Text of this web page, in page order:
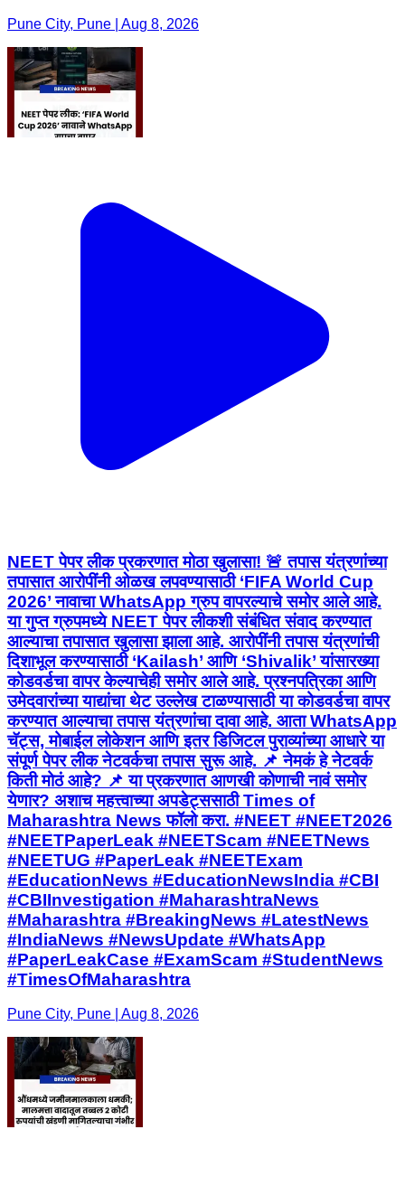
Pune City, Pune | Aug 8, 2026
NEET पेपर लीक प्रकरणात मोठा खुलासा! 🚨 तपास यंत्रणांच्या
तपासात आरोपींनी ओळख लपवण्यासाठी ‘FIFA World Cup
2026’ नावाचा WhatsApp ग्रुप वापरल्याचे समोर आले आहे.
या गुप्त ग्रुपमध्ये NEET पेपर लीकशी संबंधित संवाद करण्यात
आल्याचा तपासात खुलासा झाला आहे. आरोपींनी तपास यंत्रणांची
दिशाभूल करण्यासाठी ‘Kailash’ आणि ‘Shivalik’ यांसारख्या
कोडवर्डचा वापर केल्याचेही समोर आले आहे. प्रश्नपत्रिका आणि
उमेदवारांच्या याद्यांचा थेट उल्लेख टाळण्यासाठी या कोडवर्डचा वापर
करण्यात आल्याचा तपास यंत्रणांचा दावा आहे. आता WhatsApp
चॅट्स, मोबाईल लोकेशन आणि इतर डिजिटल पुराव्यांच्या आधारे या
संपूर्ण पेपर लीक नेटवर्कचा तपास सुरू आहे. 📌 नेमकं हे नेटवर्क
किती मोठं आहे? 📌 या प्रकरणात आणखी कोणाची नावं समोर
येणार? अशाच महत्त्वाच्या अपडेट्ससाठी Times of
Maharashtra News फॉलो करा. #NEET #NEET2026
#NEETPaperLeak #NEETScam #NEETNews
#NEETUG #PaperLeak #NEETExam
#EducationNews #EducationNewsIndia #CBI
#CBIInvestigation #MaharashtraNews
#Maharashtra #BreakingNews #LatestNews
#IndiaNews #NewsUpdate #WhatsApp
#PaperLeakCase #ExamScam #StudentNews
#TimesOfMaharashtra
Pune City, Pune | Aug 8, 2026